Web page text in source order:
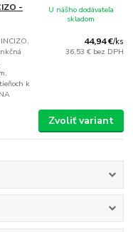
-
k
44,94 €/ks
36,53 € bez DPH
U nášho dodávateľa
skladom
Zvoliť variant